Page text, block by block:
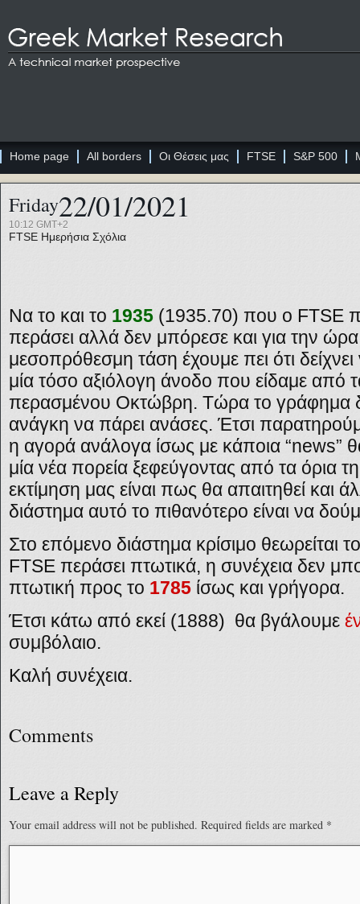
Home page All borders Οι Θέσεις μας FTSE S&P 500
Friday22/01/2021
10:12 GMT+2
FTSE Ημερήσια Σχόλια
Να το και το 1935 (1935.70) που ο FTSE
περάσει αλλά δεν μπόρεσε και για την
μεσοπρόθεσμη τάση έχουμε πει ότι δείχνει
μία τόσο αξιόλογη άνοδο που είδαμε από
περασμένου Οκτώβρη. Τώρα το γράφημα
ανάγκη να πάρει ανάσες. Έτσι
η αγορά ανάλογα ίσως με κάποια “news”
μία νέα πορεία ξεφεύγοντας από τα όρια
εκτίμηση μας είναι πως θα απαιτηθεί και
διάστημα αυτό το πιθανότερο είναι να
Στο επόμενο διάστημα κρίσιμο θεωρείται
FTSE περάσει πτωτικά, η συνέχεια δεν
πτωτική προς το 1785 ίσως και γρήγορα.
Έτσι κάτω από εκεί (1888) θα βγάλουμε
συμβόλαιο.
Καλή συνέχεια.
Comments
Leave a Reply
Your email address will not be published. Required fields are marked *